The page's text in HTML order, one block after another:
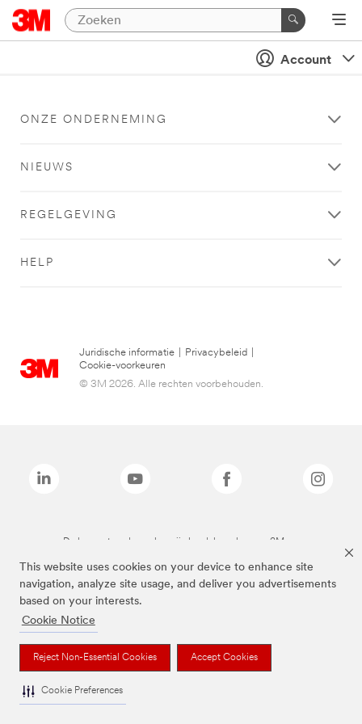
This website uses cookies on your device to enhance site
navigation, analyze site usage, and deliver you advertisements
based on your interests.
Cookie Notice
Reject Non-Essential Cookies Accept Cookies
Cookie Preferences
Account
ONZE ONDERNEMING
NIEUWS
REGELGEVING
HELP
Juridische informatie Privacybeleid
Cookie-voorkeuren
© 3M 2026. Alle rechten voorbehouden.
De bovenstaande merken zijn handelsmerken van 3M.we